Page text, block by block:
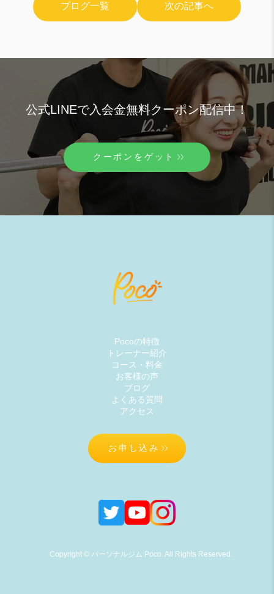
ブログ一覧 次の記事へ
公式LINEで入会金無料クーポン配信中！
クーポンをゲット
Pocoの特徴
トレーナー紹介
コース・料金
お客様の声
ブログ
よくある質問
アクセス
お申し込み
Copyright © パーソナルジム Poco. All Rights Reserved.